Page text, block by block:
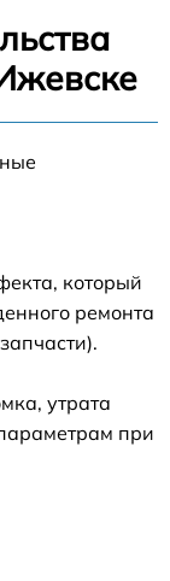
который
ремонта
утрата
при